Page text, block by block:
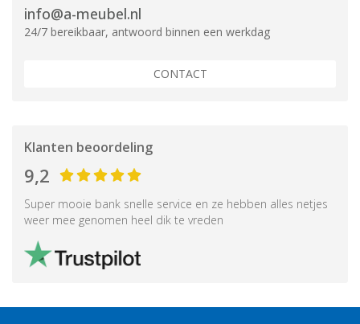
info@a-meubel.nl
24/7 bereikbaar, antwoord binnen een werkdag
CONTACT
Klanten beoordeling
9,2
Super mooie bank snelle service en ze hebben alles netjes
weer mee genomen heel dik te vreden